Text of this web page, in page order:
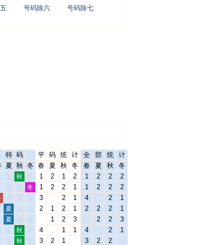
号码除六
号码除七
特 码 平 码 统 计 全 部 统
计
夏 秋 冬 春 夏 秋 冬 春 夏 秋
冬
1 秋 1 1 2 1 2 1 2 2
2
2 1 冬 1 2 2 1 1 2 2
2
3 2 1 3 2 1 4 2
1
夏 3 2 2 1 2 1 2 2 2
1
夏 4 3 1 2 3 2 2
3
1 秋 4 4 1 1 4 2
1
2 秋 5 3 2 1 3 2
2